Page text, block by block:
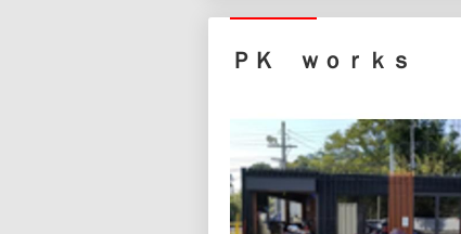
ＰＫ ｗｏｒｋｓ